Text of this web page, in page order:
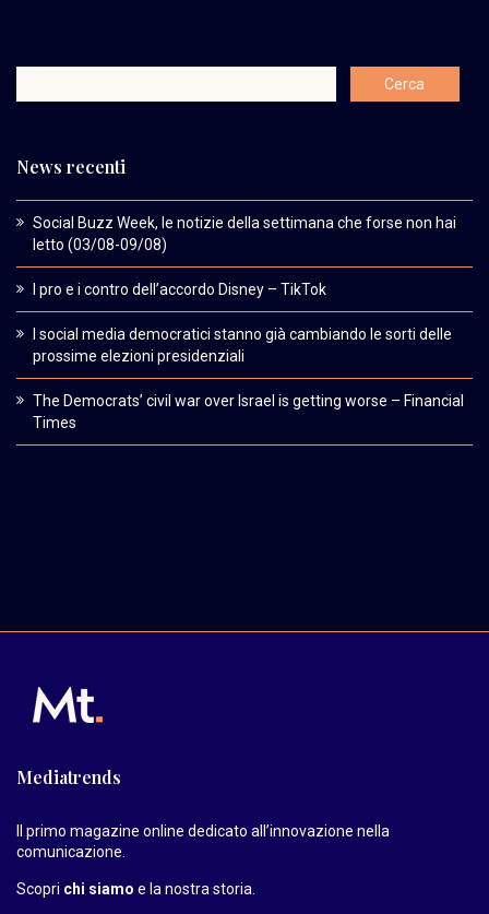
News recenti
Social Buzz Week, le notizie della settimana che forse non hai
letto (03/08-09/08)
I pro e i contro dell’accordo Disney – TikTok
I social media democratici stanno già cambiando le sorti delle
prossime elezioni presidenziali
The Democrats’ civil war over Israel is getting worse – Financial
Times
Mediatrends
Il primo magazine online dedicato all’innovazione nella
comunicazione.
Scopri chi siamo e la nostra storia.